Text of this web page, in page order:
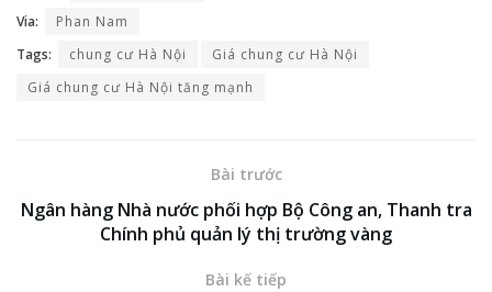
Via:
Phan Nam
Tags:
chung cư Hà Nội
Giá chung cư Hà Nội
Giá chung cư Hà Nội tăng mạnh
Bài trước
Ngân hàng Nhà nước phối hợp Bộ Công an, Thanh tra
Chính phủ quản lý thị trường vàng
Bài kế tiếp